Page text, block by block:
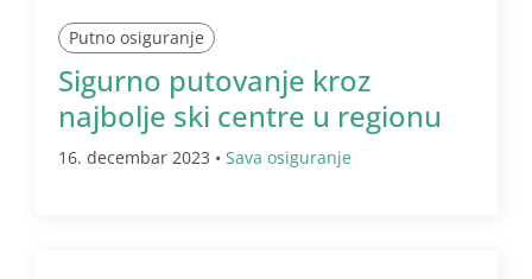
Putno osiguranje
Sigurno putovanje kroz
najbolje ski centre u regionu
16. decembar 2023 • Sava osiguranje